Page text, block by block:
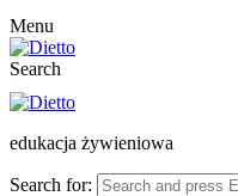
Menu
Search
edukacja żywieniowa
Search for: